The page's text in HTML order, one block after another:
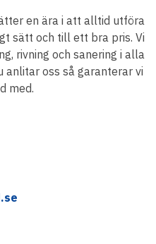
en ära i att alltid utföra
sätt och till ett bra pris. Vi
rivning och sanering i alla
anlitar oss så garanterar vi
med.